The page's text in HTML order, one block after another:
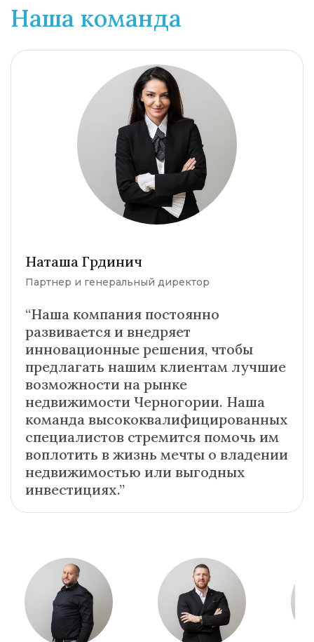
Наша команда
Наташа Грдинич
Партнер и генеральный директор
“Наша компания постоянно
развивается и внедряет
инновационные решения, чтобы
предлагать нашим клиентам лучшие
возможности на рынке
недвижимости Черногории. Наша
команда высококвалифицированных
специалистов стремится помочь им
воплотить в жизнь мечты о владении
недвижимостью или выгодных
инвестициях.”